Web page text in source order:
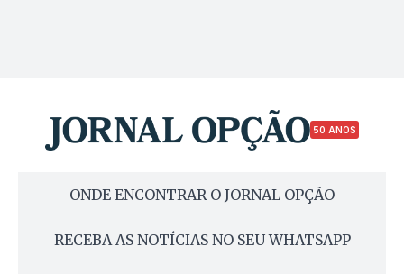
50 ANOS
ONDE ENCONTRAR O JORNAL OPÇÃO
RECEBA AS NOTÍCIAS NO SEU WHATSAPP